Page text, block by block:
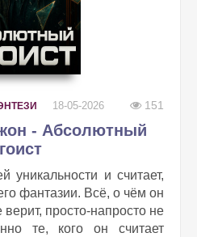
18-05-2026 151
- Абсолютный
уникальности и считает,
фантазии. Всё, о чём он
верит, просто-напросто не
те, кого он считает